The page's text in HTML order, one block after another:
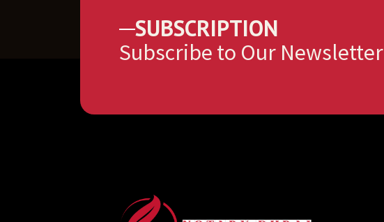
SUBSCRIPTION
Subscribe to Our Newsletter